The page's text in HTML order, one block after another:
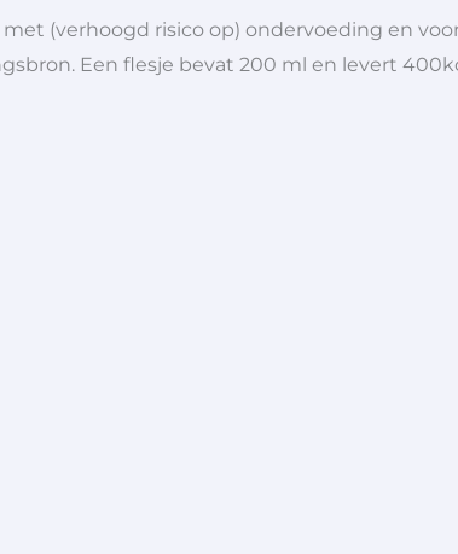
(verhoogd risico op) ondervoeding en
Een flesje bevat 200 ml en levert